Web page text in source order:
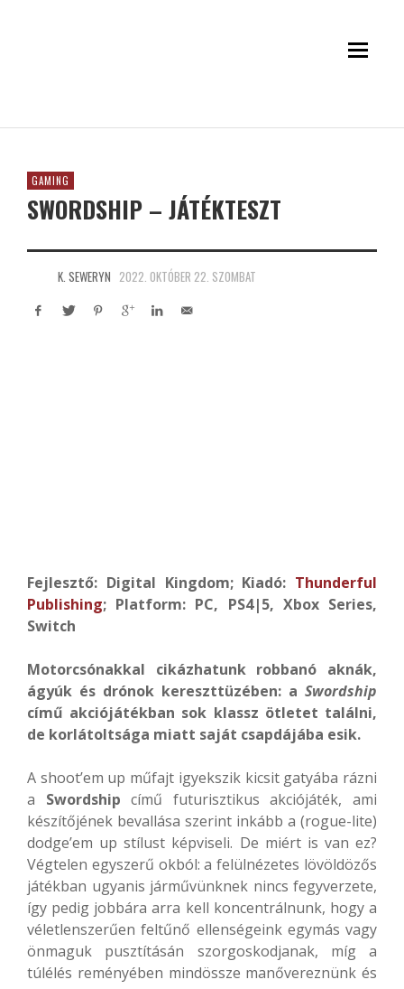
GAMING
SWORDSHIP – JÁTÉKTESZT
K. SEWERYN 2022. OKTÓBER 22. SZOMBAT
Fejlesztő: Digital Kingdom; Kiadó: Thunderful
Publishing; Platform: PC, PS4|5, Xbox Series,
Switch
Motorcsónakkal cikázhatunk robbanó aknák,
ágyúk és drónok kereszttüzében: a Swordship
című akciójátékban sok klassz ötletet találni,
de korlátoltsága miatt saját csapdájába esik.
A shoot’em up műfajt igyekszik kicsit gatyába rázni
a Swordship című futurisztikus akciójáték, ami
készítőjének bevallása szerint inkább a (rogue-lite)
dodge’em up stílust képviseli. De miért is van ez?
Végtelen egyszerű okból: a felülnézetes lövöldözős
játékban ugyanis járművünknek nincs fegyverzete,
így pedig jobbára arra kell koncentrálnunk, hogy a
véletlenszerűen feltűnő ellenségeink egymás vagy
önmaguk pusztításán szorgoskodjanak, míg a
túlélés reményében mindössze manővereznünk és